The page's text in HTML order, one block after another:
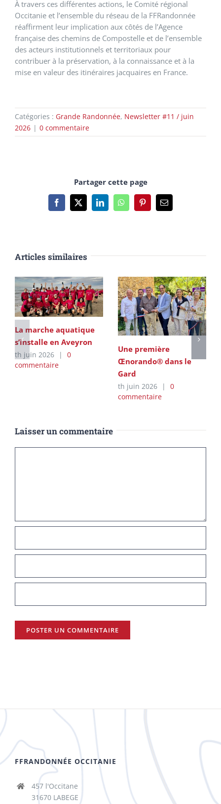
À travers ces différentes actions, le Comité régional
Occitanie et l’ensemble du réseau de la FFRandonnée
réaffirment leur implication aux côtés de l’Agence
française des chemins de Compostelle et de l’ensemble
des acteurs institutionnels et territoriaux pour
contribuer à la préservation, à la connaissance et à la
mise en valeur des itinéraires jacquaires en France.
Catégories : Grande Randonnée, Newsletter #11 / juin
2026 | 0 commentaire
Partager cette page
Facebook
X LinkedInWhatsAppPinterestEmail
Articles similaires
La marche aquatique
s’installe en Aveyron
th juin 2026 |
0
commentaire
Une première
Œnorando® dans le
Gard
th juin 2026 |
0
commentaire
Laisser un commentaire
FFRANDONNÉE OCCITANIE
457 l'Occitane
31670 LABEGE